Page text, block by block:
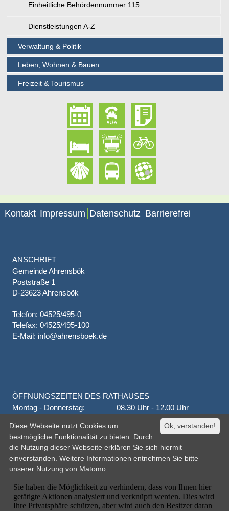
Einheitliche Behördennummer 115
Dienstleistungen A-Z
Verwaltung & Politik
Leben, Wohnen & Bauen
Freizeit & Tourismus
Kontakt Impressum Datenschutz Barrierefrei
ANSCHRIFT
Gemeinde Ahrensbök
Poststraße 1
D-23623 Ahrensbök
Telefon: 04525/495-0
Telefax: 04525/495-100
E-Mail: info@ahrensboek.de
ÖFFNUNGSZEITEN DES RATHAUSES
Montag - Donnerstag:
08.30 Uhr - 12.00 Uhr
14.00 Uhr - 18.00 Uhr
jeden 1. und 3. Montag
16.00 Uhr - 18.00 Uhr
Freitag
geschlossen
oder nach Vereinbarung
Ok, verstanden!
Diese Webseite nutzt Cookies um
bestmögliche Funktionalität zu bieten. Durch
die Nutzung dieser Webseite erklären Sie sich hiermit
einverstanden. Weitere Informationen entnehmen Sie bitte
unserer Nutzung von Matomo